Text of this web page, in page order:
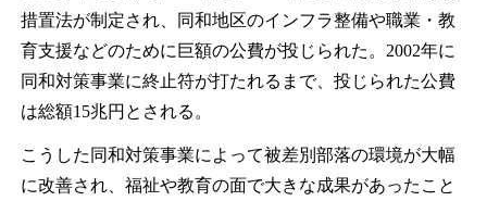
措置法が制定され、同和地区のインフラ整備や職業・教
育支援などのために巨額の公費が投じられた。2002年に
同和対策事業に終止符が打たれるまで、投じられた公費
は総額15兆円とされる。
こうした同和対策事業によって被差別部落の環境が大幅
に改善され、福祉や教育の面で大きな成果があったこと